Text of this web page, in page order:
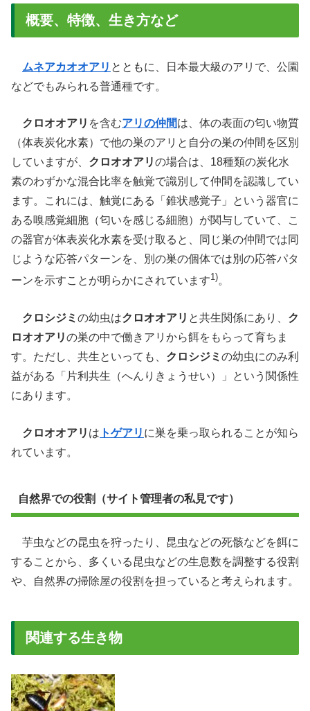
概要、特徴、生き方など
ムネアカオオアリ とともに、日本最大級のアリで、公園
などでもみられる普通種です。
クロオオアリ を含むアリの仲間は、体の表面の匂い物質
（体表炭化水素）で他の巣のアリと自分の巣の仲間を区別
していますが、 クロオオアリの場合は、18種類の炭化水
素のわずかな混合比率を触覚で識別して仲間を認識してい
ます。これには、触覚にある「錐状感覚子」という器官に
ある嗅感覚細胞（匂いを感じる細胞）が関与していて、こ
の器官が体表炭化水素を受け取ると、同じ巣の仲間では同
じような応答パターンを、別の巣の個体では別の応答パタ
ーンを示すことが明らかにされています1)。
クロシジミ の幼虫はクロオオアリ と共生関係にあり、 ク
ロオオアリの巣の中で働きアリから餌をもらって育ちま
す。ただし、共生といっても、 クロシジミ の幼虫にのみ利
益がある「片利共生（へんりきょうせい）」という関係性
にあります。
クロオオアリ は トゲアリ に巣を乗っ取られることが知ら
れています。
自然界での役割（サイト管理者の私見です）
芋虫などの昆虫を狩ったり、昆虫などの死骸などを餌に
することから、多くいる昆虫などの生息数を調整する役割
や、自然界の掃除屋の役割を担っていると考えられます。
関連する生き物